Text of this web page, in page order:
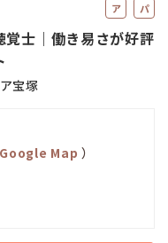
ア
バ
パ
ト
士｜働き易さが好評
宝塚
Google Map ）